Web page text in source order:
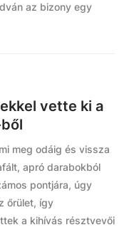
az bizony egy
vette ki a
meg odáig és vissza
apró darabokból
pontjára, úgy
őrület, így
a kihívás résztvevői